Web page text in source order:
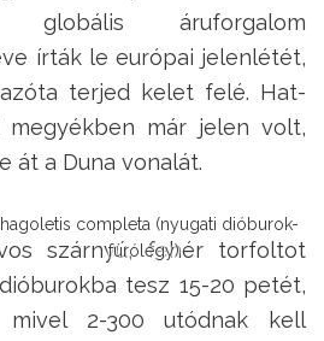
áruforgalom
írták le európai jelenlétét,
terjed kelet felé. Hat-
már jelen volt,
át a Duna vonalát.
completa (nyugati dióburok-
fúrólégy)
szárnyú, fehér torfoltot
tesz 15-20 petét,
2-300 utódnak kell